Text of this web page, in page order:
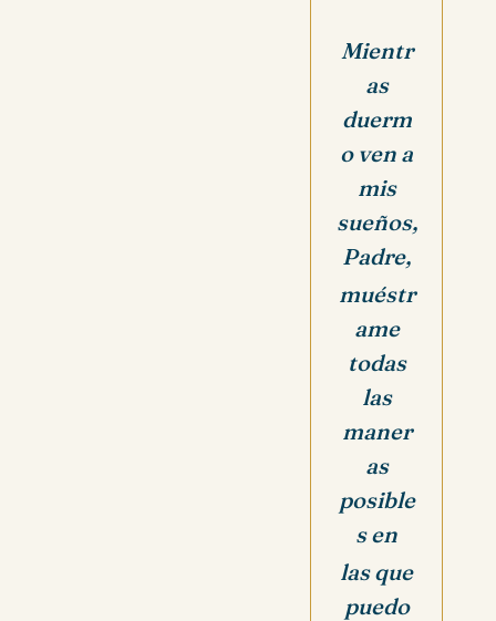
Mientr
as
duerm
o ven a
mis
sueños,
Padre,
muéstr
ame
todas
las
maner
as
posible
s en
las que
puedo